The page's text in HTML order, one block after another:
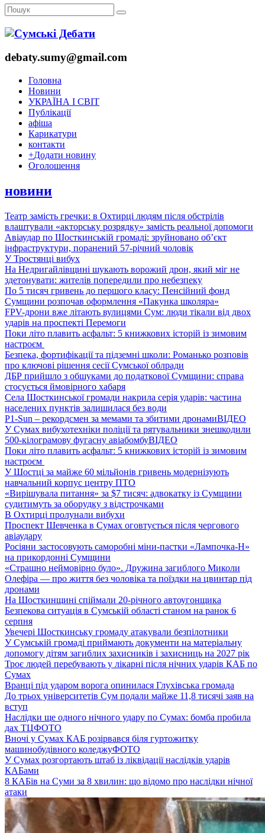
debaty.sumy@gmail.com
Головна
Новини
УКРАЇНА І СВІТ
Публікації
афіша
Карикатури
контакти
+Додати новину
Оголошення
новини
Театр замість гречки: в Охтирці людям після обстрілів
влаштували «акторську розрядку» замість реальної допомоги
Авіаудар по Шосткинській громаді: зруйновано об’єкт
інфраструктури, поранений 57-річний чоловік
У Тростянці вибух
На Недригайлівщині шукають ворожий дрон, який міг не
здетонувати: жителів попередили про небезпеку
По 5 тисяч гривень до першого класу: Пенсійний фонд
Сумщини розпочав оформлення «Пакунка школяра»
FPV-дрони вже літають вулицями Сум: люди тікали від двох
ударів на проспекті Перемоги
Поки літо плавить асфальт: 5 книжкових історій із зимовим
настроєм
Безпека, фортифікації та підземні школи: Романько розповів
про ключові рішення сесії Сумської облради
ДБР прийшло з обшуками до податкової Сумщини: справа
стосується ймовірного хабаря
Села Шосткинської громади накрила серія ударів: частина
населених пунктів залишилася без води
P1-Sun – рекордсмен за мемами та збитими дронамиВІДЕО
У Сумах вибухотехніки поліції та рятувальники знешкодили
500-кілограмову фугасну авіабомбуВІДЕО
Поки літо плавить асфальт: 5 книжкових історій із зимовим
настроєм
У Шостці за майже 60 мільйонів гривень модернізують
навчальний корпус центру ПТО
«Вирішувала питання» за $7 тисяч: адвокатку із Сумщини
судитимуть за оборудку з відстрочками
В Охтирці пролунали вибухи
Проспект Шевченка в Сумах оговтується після чергового
авіаудару
Росіяни застосовують саморобні міни-пастки «Лампочка-Н»
на прикордонні Сумщини
«Страшно неймовірно було». Дружина загиблого Миколи
Олефіра — про життя без чоловіка та поїздки на цвинтар під
дронами
На Шосткинщині спіймали 20-річного автоугонщика
Безпекова ситуація в Сумській області станом на ранок 6
серпня
Увечері Шосткинську громаду атакували безпілотники
У Сумській громаді приймають документи на матеріальну
допомогу дітям загиблих захисників і захисниць на 2027 рік
Троє людей перебувають у лікарні після нічних ударів КАБ по
Сумах
Вранці під ударом ворога опинилася Глухівська громада
До трьох університетів Сум подали майже 11,8 тисячі заяв на
вступ
Наслідки ще одного нічного удару по Сумах: бомба пробила
дах ТЦФОТО
Вночі у Сумах КАБ розірвався біля гуртожитку
машинобудівного коледжуФОТО
У Сумах розгортають штаб із ліквідації наслідків ударів
КАБами
8 КАБів на Суми за 8 хвилин: що відомо про наслідки нічної
атаки